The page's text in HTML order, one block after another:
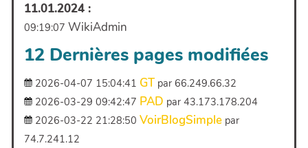
11.01.2024 :
09:19:07 WikiAdmin
12 Dernières pages modifiées
2026-04-07 15:04:41 GT par 66.249.66.32
2026-03-29 09:42:47 PAD par 43.173.178.204
2026-03-22 21:28:50 VoirBlogSimple par
74.7.241.12